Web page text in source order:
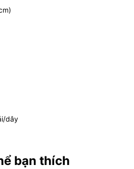
dây
bạn thích